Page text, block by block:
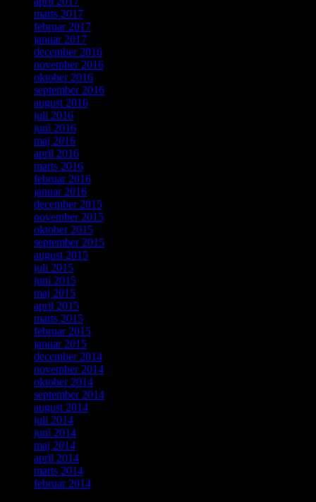
marts 2017
februar 2017
januar 2017
december 2016
november 2016
oktober 2016
september 2016
august 2016
juli 2016
juni 2016
maj 2016
april 2016
marts 2016
februar 2016
januar 2016
december 2015
november 2015
oktober 2015
september 2015
august 2015
juli 2015
juni 2015
maj 2015
april 2015
marts 2015
februar 2015
januar 2015
december 2014
november 2014
oktober 2014
september 2014
august 2014
juli 2014
juni 2014
maj 2014
april 2014
marts 2014
februar 2014